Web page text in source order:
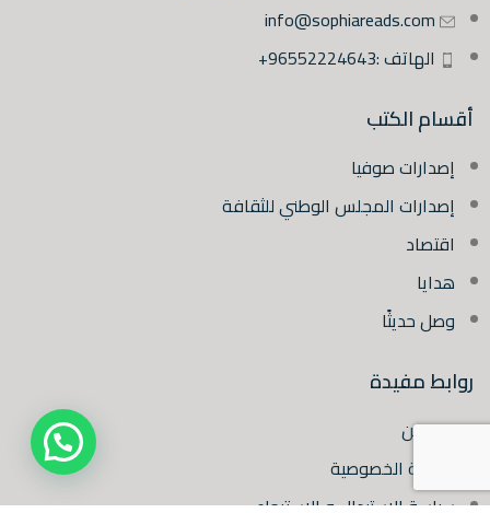
info@sophiareads.com
الهاتف :96552224643+
أقسام الكتب
إصدارات صوفيا
إصدارات المجلس الوطني للثقافة
اقتصاد
هدايا
وصل حديثًا
روابط مفيدة
من نحن
سياسة الخصوصية
سياسة الاستبدال و الاسترجاع